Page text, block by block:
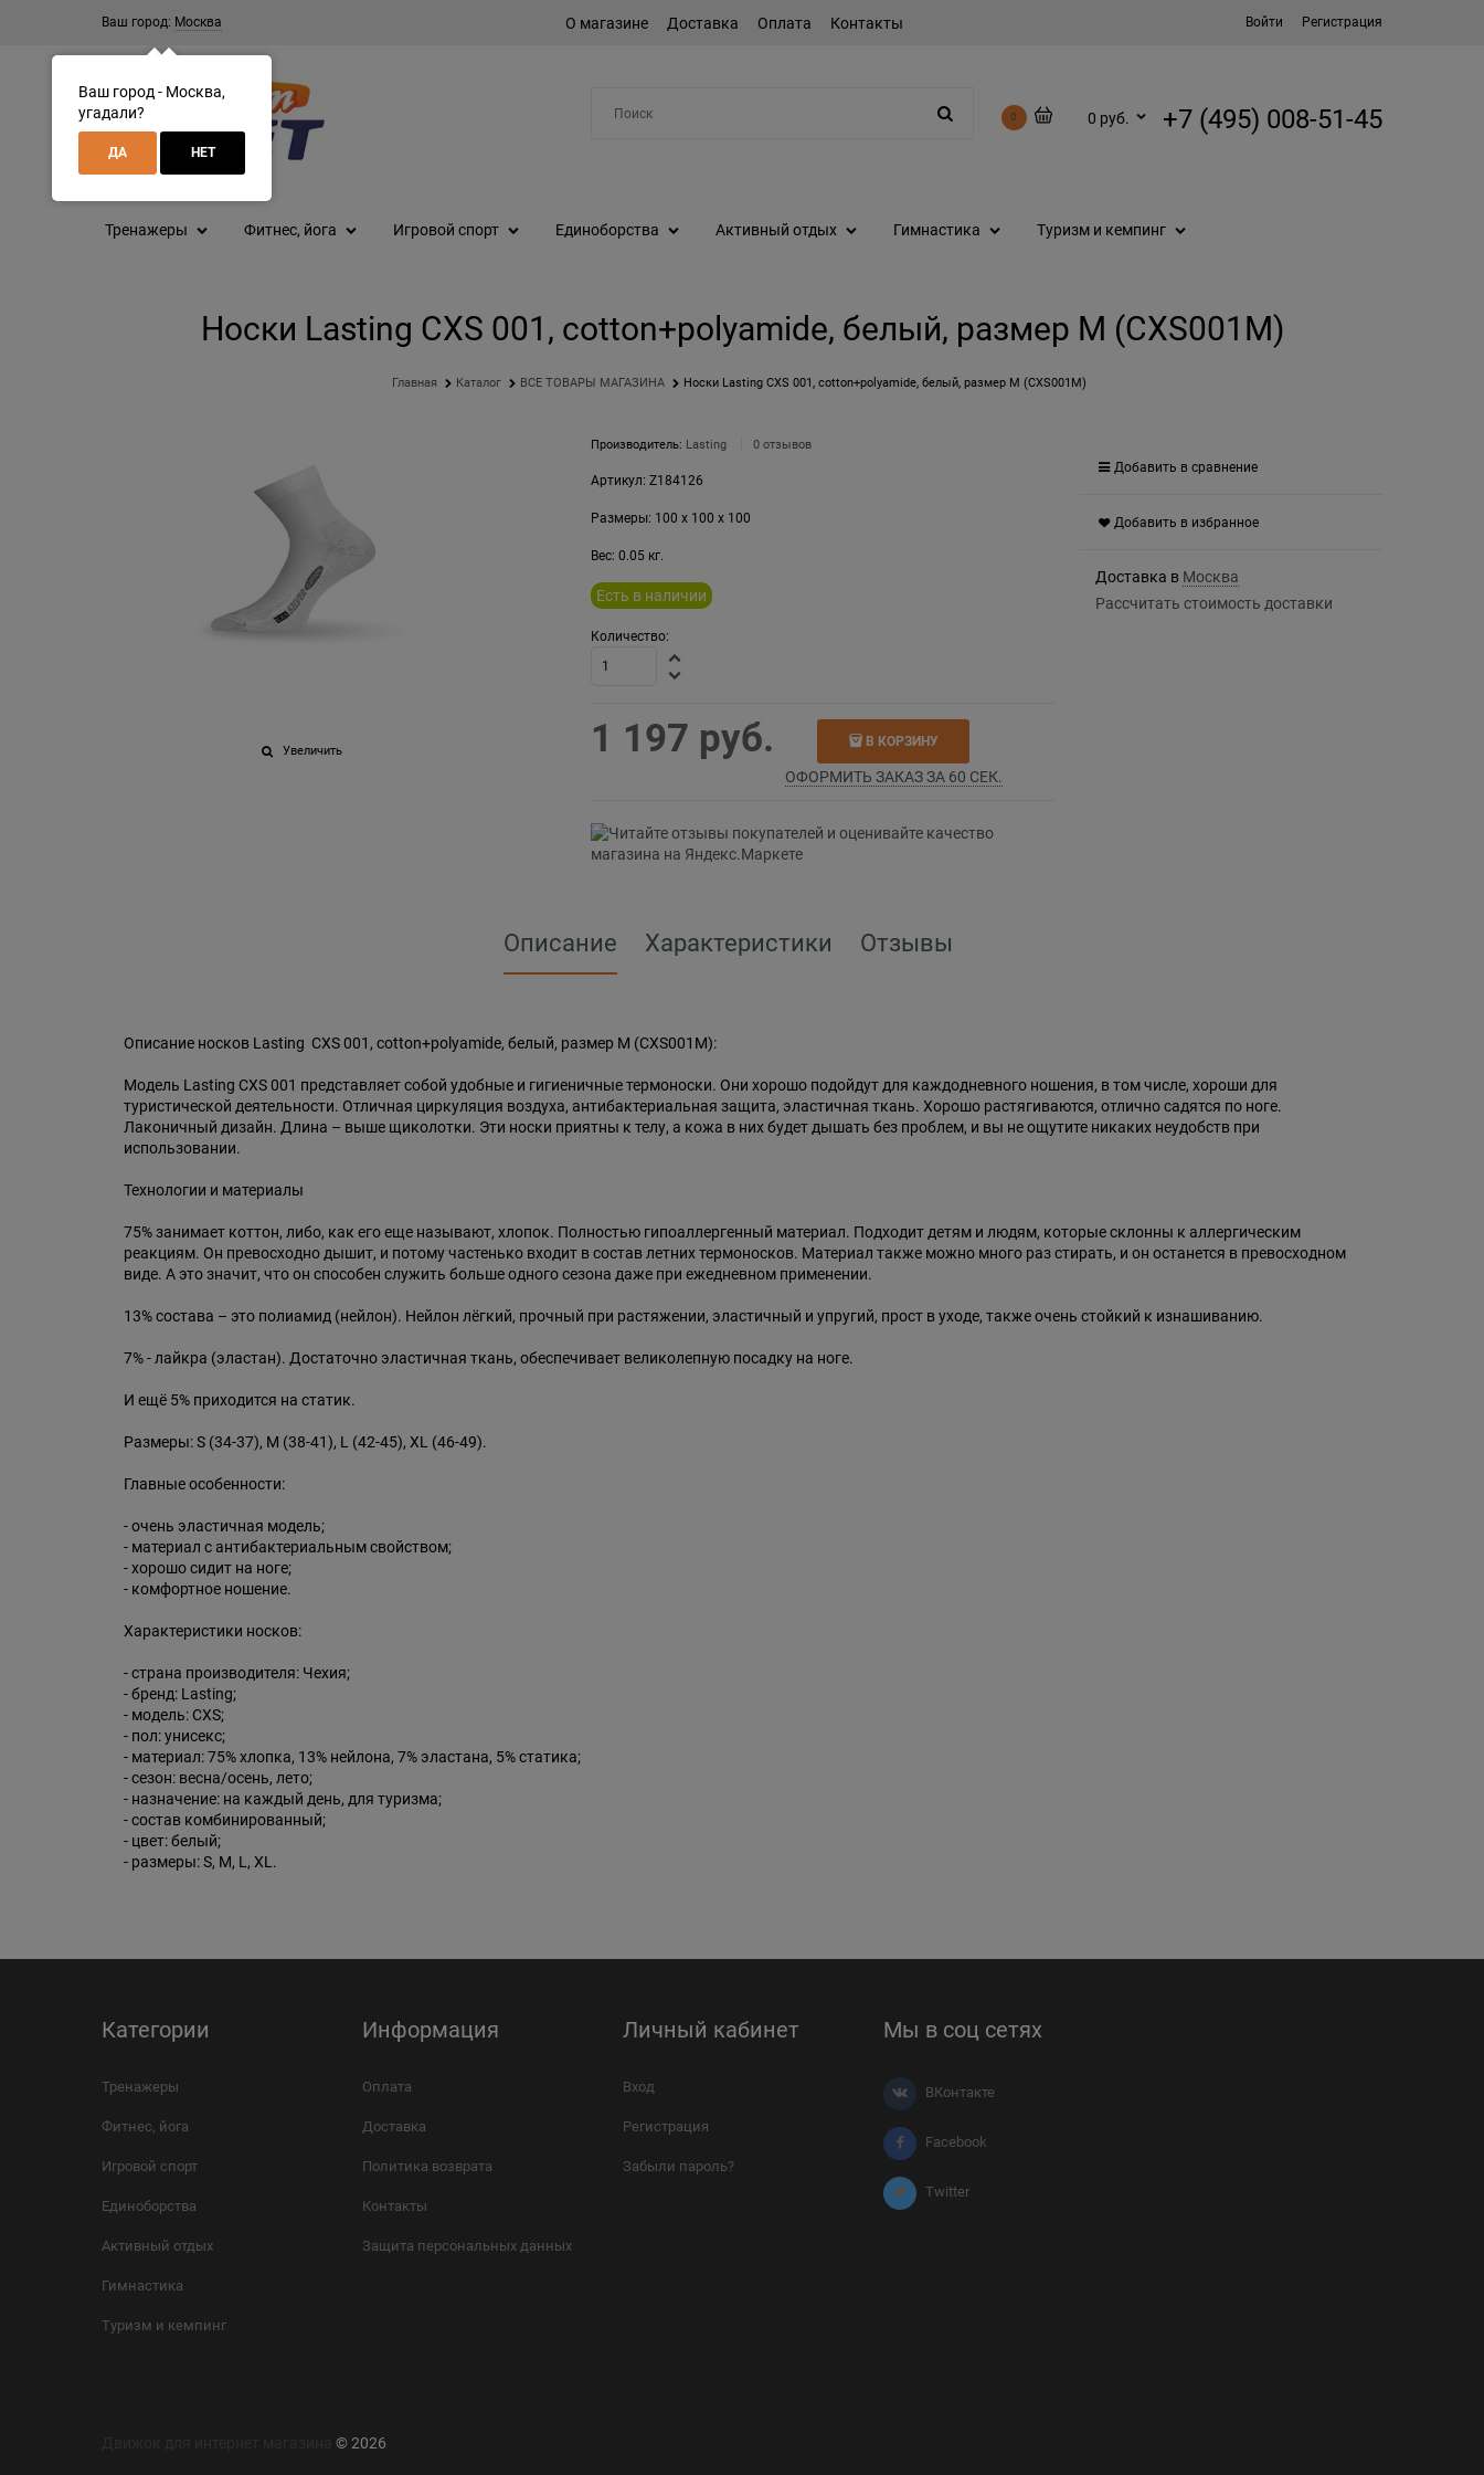
Ваш город: Москва О магазине Доставка Оплата Контакты Войти Регистрация
0 0 руб. +7 (495) 008-51-45
Тренажеры Фитнес, йога Игровой спорт Единоборства Активный отдых Гимнастика Туризм и кемпинг
Носки Lasting CXS 001, cotton+polyamide, белый, размер M (CXS001M)
Главная Каталог ВСЕ ТОВАРЫ МАГАЗИНА Носки Lasting CXS 001, cotton+polyamide, белый, размер M (CXS001M)
Увеличить
Производитель: Lasting 0 отзывов
Артикул: Z184126
Размеры: 100 x 100 x 100
Вес: 0.05кг.
Есть в наличии
Количество:
1 197 руб. В КОРЗИНУ
ОФОРМИТЬ ЗАКАЗ ЗА 60 СЕК.
Добавить в сравнение
Добавить в избранное
Доставка в Москва
Рассчитать стоимость доставки
Описание Характеристики Отзывы
Описание носков Lasting CXS 001, cotton+polyamide, белый, размер M (CXS001M):
Модель Lasting CXS 001 представляет собой удобные и гигиеничные термоноски. Они хорошо подойдут для каждодневного ношения, в том числе, хороши для
туристической деятельности. Отличная циркуляция воздуха, антибактериальная защита, эластичная ткань. Хорошо растягиваются, отлично садятся по ноге.
Лаконичный дизайн. Длина – выше щиколотки. Эти носки приятны к телу, а кожа в них будет дышать без проблем, и вы не ощутите никаких неудобств при
использовании.
Технологии и материалы
75% занимает коттон, либо, как его еще называют, хлопок. Полностью гипоаллергенный материал. Подходит детям и людям, которые склонны к аллергическим
реакциям. Он превосходно дышит, и потому частенько входит в состав летних термоносков. Материал также можно много раз стирать, и он останется в превосходном
виде. А это значит, что он способен служить больше одного сезона даже при ежедневном применении.
13% состава – это полиамид (нейлон). Нейлон лёгкий, прочный при растяжении, эластичный и упругий, прост в уходе, также очень стойкий к изнашиванию.
7% - лайкра (эластан). Достаточно эластичная ткань, обеспечивает великолепную посадку на ноге.
И ещё 5% приходится на статик.
Размеры: S (34-37), M (38-41), L (42-45), XL (46-49).
Главные особенности:
- очень эластичная модель;
- материал с антибактериальным свойством;
- хорошо сидит на ноге;
- комфортное ношение.
Характеристики носков:
- страна производителя: Чехия;
- бренд: Lasting;
- модель: CXS;
- пол: унисекс;
- материал: 75% хлопка, 13% нейлона, 7% эластана, 5% статика;
- сезон: весна/осень, лето;
- назначение: на каждый день, для туризма;
- состав комбинированный;
- цвет: белый;
- размеры: S, M, L, XL.
Категории
Тренажеры
Фитнес, йога
Игровой спорт
Единоборства
Активный отдых
Гимнастика
Туризм и кемпинг
Информация
Оплата
Доставка
Политика возврата
Контакты
Защита персональных данных
Личный кабинет
Вход
Регистрация
Забыли пароль?
Мы в соц сетях
ВКонтакте
Facebook
Twitter
© 2026
Ваш город - Москва,
угадали?
ДА НЕТ